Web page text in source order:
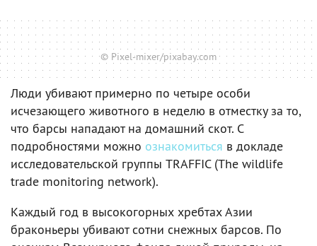
© Pixel-mixer/pixabay.com
Люди убивают примерно по четыре особи
исчезающего животного в неделю в отместку за то,
что барсы нападают на домашний скот. С
подробностями можно ознакомиться в докладе
исследовательской группы TRAFFIC (The wildlife
trade monitoring network).
Каждый год в высокогорных хребтах Азии
браконьеры убивают сотни снежных барсов. По